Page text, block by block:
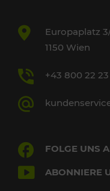
Europaplatz
1150 Wien
+43 800 22
FOLGE UNS
ABONNIERE